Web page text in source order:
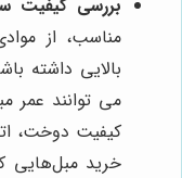
بررسی کیفیت
مناسب، از
بالایی داشته
می توانند عمر
کیفیت دوخت،
خرید مبل‌هایی